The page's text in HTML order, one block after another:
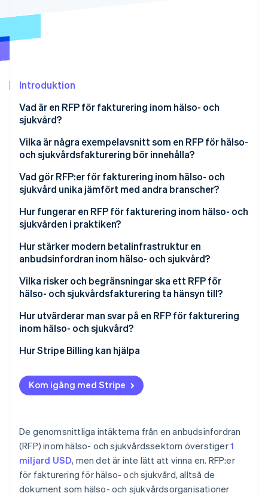
Introduktion
Vad är en RFP för fakturering inom hälso- och
sjukvård?
Vilka är några exempelavsnitt som en RFP för hälso-
och sjukvårdsfakturering bör innehålla?
Översikt över projektet
Tjänsternas omfattning
Krav på teknikintegration
Efterlevnads- och rapporteringskrav
Priskrav
Utvärderingskriterier och resultatmått
Vad gör RFP:er för fakturering inom hälso- och
sjukvård unika jämfört med andra branscher?
PHI-exponering i varje lager
Komplexiteten med myndighetskunder
Hantering av avslag
Känslighet inom patientbetalningar
Hur fungerar en RFP för fakturering inom hälso- och
sjukvården i praktiken?
Internt avtal
Utfärdande samt fråge- och svarsperiod
Granska förslag
Slutlista och demonstrationer
Referenskontroller
Avtalsförhandling
Hur stärker modern betalinfrastruktur en
anbudsinfordran inom hälso- och sjukvård?
Enhetlig betalningsacceptans
Abonnemangs- och medlemskapsfakturering
PCI DSS-efterlevnad
EHR-interoperabilitet
Vilka risker och begränsningar ska ett RFP för
hälso- och sjukvårdsfakturering ta hänsyn till?
Förskjuten omfattning i förhandlingar
Övertro på integrationer
Resultatmått som försvinner efter signering
PHI vid uppsägning av avtal
Hur utvärderar man svar på en RFP för fakturering
inom hälso- och sjukvård?
Hur Stripe Billing kan hjälpa
Kom igång med Stripe
De genomsnittliga intäkterna från en anbudsinfordran
(RFP) inom hälso- och sjukvårdssektorn överstiger1
miljard USD, men det är inte lätt att vinna en. RFP:er
för fakturering för hälso- och sjukvård, alltså de
dokument som hälso- och sjukvårdsorganisationer